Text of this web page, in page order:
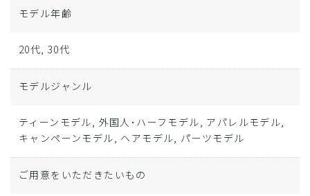
モデル年齢
20代, 30代
モデルジャンル
ティーンモデル, 外国人･ハーフモデル, アパレルモデル,
キャンペーンモデル, ヘアモデル, パーツモデル
ご用意をいただきたいもの